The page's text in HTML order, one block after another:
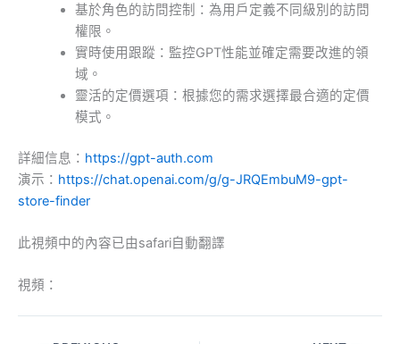
基於角色的訪問控制：為用戶定義不同級別的訪問
權限。
實時使用跟蹤：監控GPT性能並確定需要改進的領
域。
靈活的定價選項：根據您的需求選擇最合適的定價
模式。
詳細信息： https://gpt-auth.com
演示： https://chat.openai.com/g/g-JRQEmbuM9-gpt-
store-finder
此視頻中的內容已由safari自動翻譯
視頻：